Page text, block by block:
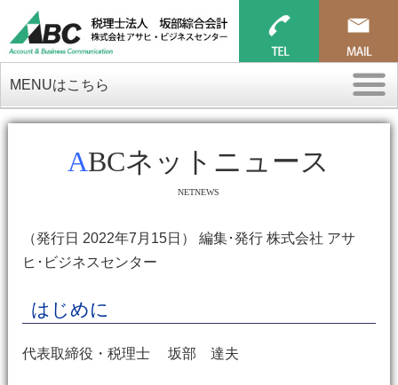
MENUはこちら
ABCネットニュース
NETNEWS
（発行日 2022年7月15日） 編集･発行 株式会社 アサ
ヒ･ビジネスセンター
はじめに
代表取締役・税理士 坂部 達夫